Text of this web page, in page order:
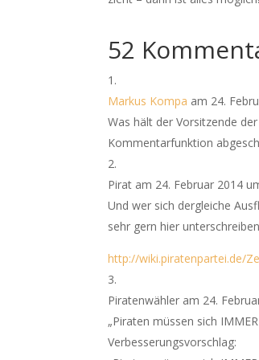
52
Markus Kompa am 24.
Was hält der Vorsitzende
Kommentarfunktion
Pirat am 24. Februar 2014
Und wer sich dergleiche
sehr gern hier
http://wiki.piratenpartei.de/
Piratenwähler am 24.
„Piraten müssen sich
Verbesserungsvorschlag: